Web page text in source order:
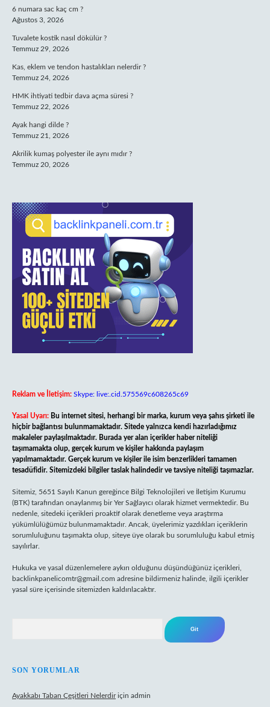
6 numara sac kaç cm ?
Ağustos 3, 2026
Tuvalete kostik nasıl dökülür ?
Temmuz 29, 2026
Kas, eklem ve tendon hastalıkları nelerdir ?
Temmuz 24, 2026
HMK ihtiyati tedbir dava açma süresi ?
Temmuz 22, 2026
Ayak hangi dilde ?
Temmuz 21, 2026
Akrilik kumaş polyester ile aynı mıdır ?
Temmuz 20, 2026
Reklam ve İletişim: Skype: live:.cid.575569c608265c69
Yasal Uyarı: Bu internet sitesi, herhangi bir marka, kurum veya şahıs şirketi ile
hiçbir bağlantısı bulunmamaktadır. Sitede yalnızca kendi hazırladığımız
makaleler paylaşılmaktadır. Burada yer alan içerikler haber niteliği
taşımamakta olup, gerçek kurum ve kişiler hakkında paylaşım
yapılmamaktadır. Gerçek kurum ve kişiler ile isim benzerlikleri tamamen
tesadüfidir. Sitemizdeki bilgiler taslak halindedir ve tavsiye niteliği taşımazlar.
Sitemiz, 5651 Sayılı Kanun gereğince Bilgi Teknolojileri ve İletişim Kurumu
(BTK) tarafından onaylanmış bir Yer Sağlayıcı olarak hizmet vermektedir. Bu
nedenle, sitedeki içerikleri proaktif olarak denetleme veya araştırma
yükümlülüğümüz bulunmamaktadır. Ancak, üyelerimiz yazdıkları içeriklerin
sorumluluğunu taşımakta olup, siteye üye olarak bu sorumluluğu kabul etmiş
sayılırlar.
Hukuka ve yasal düzenlemelere aykırı olduğunu düşündüğünüz içerikleri,
backlinkpanelicomtr@gmail.com adresine bildirmeniz halinde, ilgili içerikler
yasal süre içerisinde sitemizden kaldırılacaktır.
SON YORUMLAR
Ayakkabı Taban Çeşitleri Nelerdiriçin admin